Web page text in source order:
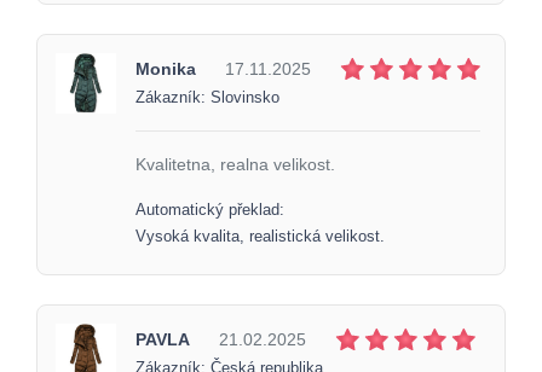
Monika 17.11.2025
Zákazník: Slovinsko
Kvalitetna, realna velikost.
Automatický překlad:
Vysoká kvalita, realistická velikost.
PAVLA 21.02.2025
Zákazník: Česká republika